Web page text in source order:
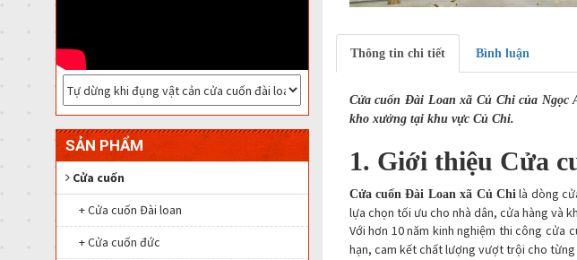
Thông tin chi tiết Bình luận
Cửa cuốn Đài Loan xã Củ Chi của Ngọc
kho xưởng tại khu vực Củ Chi.
1. Giới thiệu Cửa
Cửa cuốn Đài Loan xã Củ Chilà dòng
lựa chọn tối ưu cho nhà dân, cửa hàng và
Với hơn 10 năm kinh nghiệm thi công cửa
hạn, cam kết chất lượng vượt trội cho
SẢN PHẨM
Cửa cuốn
+ Cửa cuốn Đài loan
+ Cửa cuốn đức